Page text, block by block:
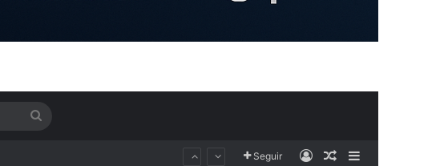
Seguir AccesoPublicación al